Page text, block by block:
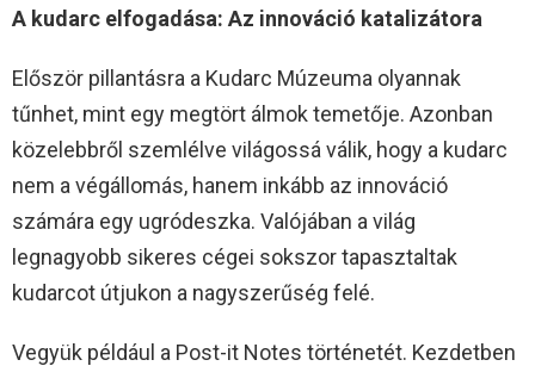
A kudarc elfogadása: Az innováció katalizátora
Először pillantásra a Kudarc Múzeuma olyannak
tűnhet, mint egy megtört álmok temetője. Azonban
közelebbről szemlélve világossá válik, hogy a kudarc
nem a végállomás, hanem inkább az innováció
számára egy ugródeszka. Valójában a világ
legnagyobb sikeres cégei sokszor tapasztaltak
kudarcot útjukon a nagyszerűség felé.
Vegyük például a Post-it Notes történetét. Kezdetben